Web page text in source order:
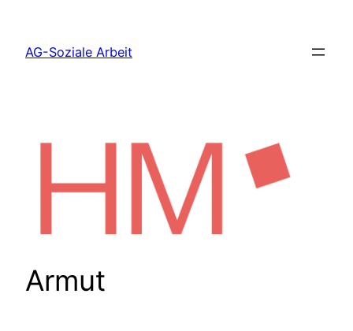
springen
AG-Soziale Arbeit
Armut